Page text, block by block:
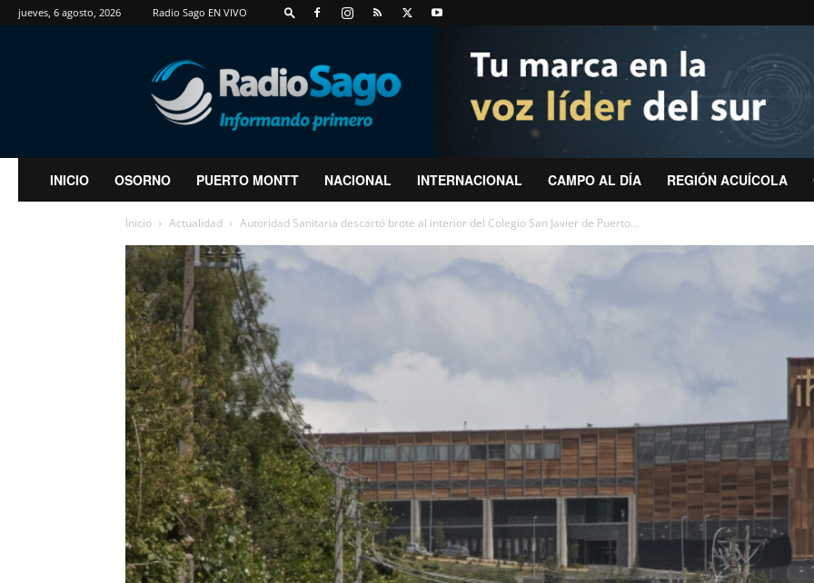
jueves, 6 agosto, 2026 Radio Sago EN VIVO
RadioSago
INICIO OSORNO PUERTO MONTT NACIONAL INTERNACIONAL CAMPO AL DÍA REGIÓN ACUÍCOLA
Inicio Actualidad Autoridad Sanitaria descartó brote al interior del Colegio San Javier de Puerto...